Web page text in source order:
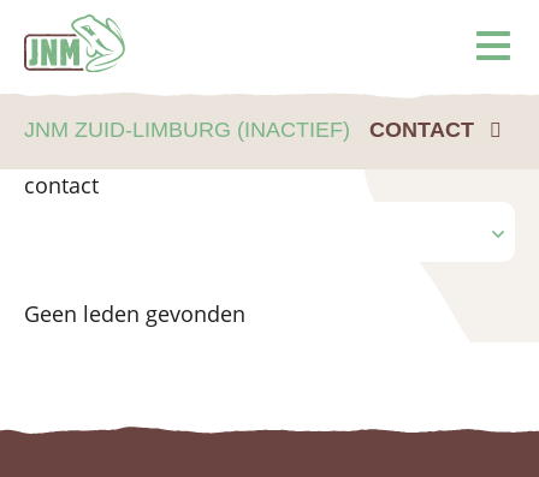
JNM ZUID-LIMBURG (INACTIEF) CONTACT
contact
Geen leden gevonden